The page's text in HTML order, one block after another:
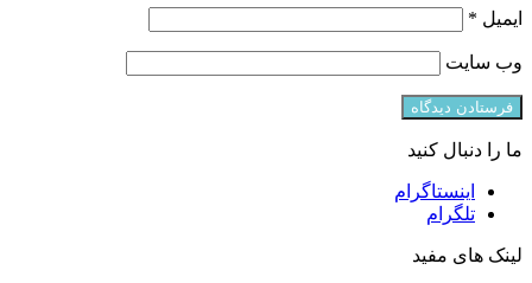
ایمیل *
وب‌ سایت
ما را دنبال کنید
اینستاگرام
تلگرام
لینک های مفید